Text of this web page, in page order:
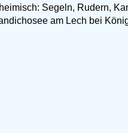
Segeln, Rudern,
am Lech bei